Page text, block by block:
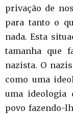
privação de
para tanto o
nada. Esta
tamanha que
nazista. O
como uma
uma ideologia
povo fazendo-